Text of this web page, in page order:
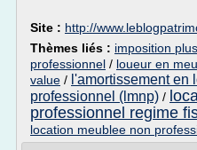
Site : http://
Thèmes liés : imposition
professionnel / loueur en
value / l'amortissement en
professionnel (lmnp) /
professionnel regime
location meublee non